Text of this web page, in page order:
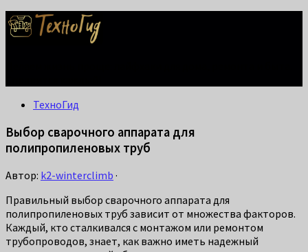
ТехноГид
Выбор сварочного аппарата для
полипропиленовых труб
Автор: k2-winterclimb ·
Правильный выбор сварочного аппарата для
полипропиленовых труб зависит от множества факторов.
Каждый, кто сталкивался с монтажом или ремонтом
трубопроводов, знает, как важно иметь надежный